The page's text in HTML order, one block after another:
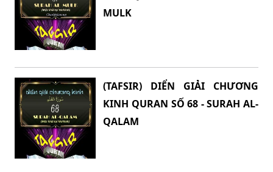
MULK
(TAFSIR) DIỂN GIẢI CHƯƠNG
KINH QURAN SỐ 68 - SURAH AL-
QALAM